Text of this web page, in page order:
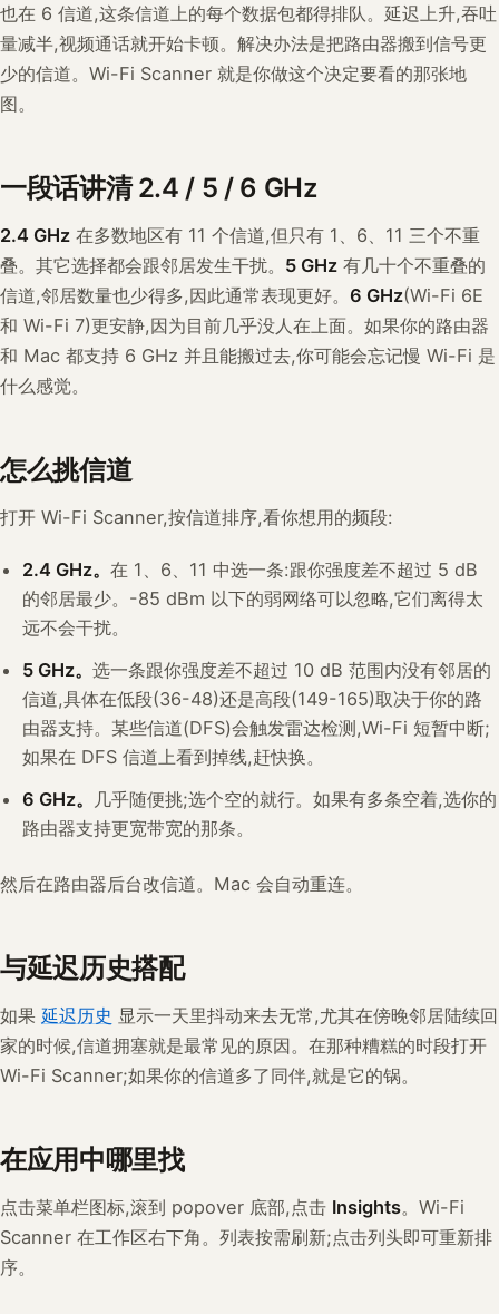
也在 6 信道,这条信道上的每个数据包都得排队。延迟上升,吞吐
量减半,视频通话就开始卡顿。解决办法是把路由器搬到信号更
少的信道。Wi-Fi Scanner 就是你做这个决定要看的那张地
图。
一段话讲清 2.4 / 5 / 6 GHz
2.4 GHz 在多数地区有 11 个信道,但只有 1、6、11 三个不重
叠。其它选择都会跟邻居发生干扰。 5 GHz 有几十个不重叠的
信道,邻居数量也少得多,因此通常表现更好。 6 GHz(Wi-Fi 6E
和 Wi-Fi 7)更安静,因为目前几乎没人在上面。如果你的路由器
和 Mac 都支持 6 GHz 并且能搬过去,你可能会忘记慢 Wi-Fi 是
什么感觉。
怎么挑信道
打开 Wi-Fi Scanner,按信道排序,看你想用的频段:
2.4 GHz。 在 1、6、11 中选一条:跟你强度差不超过 5 dB
的邻居最少。-85 dBm 以下的弱网络可以忽略,它们离得太
远不会干扰。
5 GHz。 选一条跟你强度差不超过 10 dB 范围内没有邻居的
信道,具体在低段(36-48)还是高段(149-165)取决于你的路
由器支持。某些信道(DFS)会触发雷达检测,Wi-Fi 短暂中断;
如果在 DFS 信道上看到掉线,赶快换。
6 GHz。
几乎随便挑;选个空的就行。如果有多条空着,选你的
路由器支持更宽带宽的那条。
然后在路由器后台改信道。Mac 会自动重连。
与延迟历史搭配
如果 延迟历史 显示一天里抖动来去无常,尤其在傍晚邻居陆续回
家的时候,信道拥塞就是最常见的原因。在那种糟糕的时段打开
Wi-Fi Scanner;如果你的信道多了同伴,就是它的锅。
在应用中哪里找
点击菜单栏图标,滚到 popover 底部,点击 Insights。Wi-Fi
Scanner 在工作区右下角。列表按需刷新;点击列头即可重新排
序。